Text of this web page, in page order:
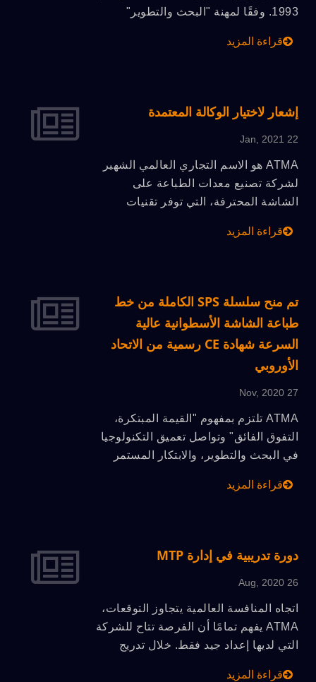
1993. وفقًا لمهنة "البحث والتطوير"
التحقق من شرط "صنع في تايوان" من
ويتم منح جائزة التميز التايوانية كنموذج
لصناعة تايوان لخلق صورة مبتكرة في
السوق الدولية.
قراءة المزيد
إشعار لاختيار الوكالة المعتمدة
22 Jan, 2021
ATMA هو الاسم التجاري العالمي الشهير
لشركة تصنيع معدات الطباعة على
الشاشة المحترفة، التي توفر تقنيات
الأسطوانة والطباعة على الأسطوانة
الرسومية وطباعة الدوائر المطبوعة
وطباعة الأجهزة البصرية وطباعة الزجاج
وقطاع الطباعة الطبية. من أجل توسيع
الخدمة للمستخدمين العالميين في مختلف
القطاعات، نود دعوة الوكيل العدواني الذي
والميزة مثل الحصول على دعم شامل
للنسخ الاحتياطي، والترويج الاستراتيجي
للتسويق، وميزة السعر التنافسي، وخدمة
الضمان عالية الجودة، ولباقة شرف
العلامة التجارية.
قراءة المزيد
تم منح سلسلة SPS الكاملة من خط
طباعة الشاشة الأسطوانية عالية
السرعة شهادة CE رسمية من الاتحاد
الأوروبي
27 Nov, 2020
ATMA تلتزم بمفهوم "القيمة المبتكرة،
التفوق الفائق" وتواصل تعميق التكنولوجيا
في البحث والتطوير، والابتكار المستمر
التصميم والحرفية، وتم دمج تصميم
قراءة المزيد
دورة تدريبية في إدارة MTP
26 Aug, 2020
اتجاه المنافسة العالمية يتجاوز التوقعات،
ATMA يفهم تمامًا أن الفرصة تتاح للشركة
التي لديها إعداد جيد فقط. خلال تدريج
قراءة المزيد